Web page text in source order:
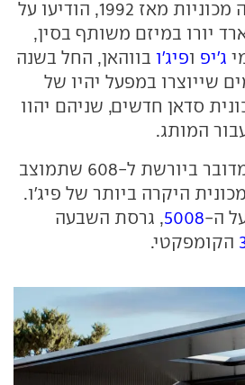
מסין שמייצרת איתה מכוניות מאז 1992, הודיעו על
יורו במיזם משותף בסין,
ג'יפ ופיג'ו בווהאן, החל בשנה
שייוצרו במפעל יהיו של
סדאן חדשים, שניהם יהוו
המותג.
במקרה של הסדאן, מדובר ביורשת ל-608 שתמוצב
היקרה ביותר של פיג'ו.
ה-5008, גרסת השבעה
הקומפקטי.